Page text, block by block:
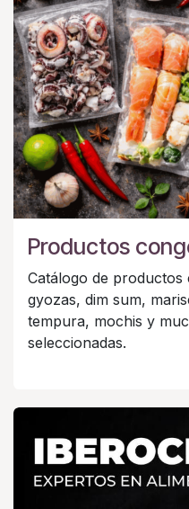
Productos
Catálogo de
gyozas, dim sum,
tempura, mochis y
seleccionadas.